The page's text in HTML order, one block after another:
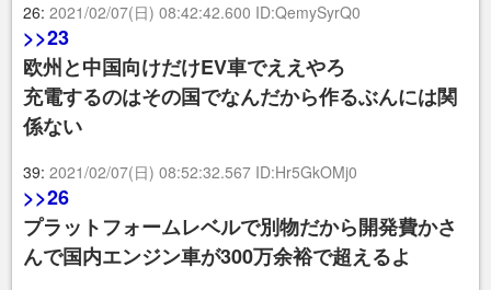
26: 2021/02/07(日) 08:42:42.600 ID:QemySyrQ0
>>23
欧州と中国向けだけEV車でええやろ
充電するのはその国でなんだから作るぶんには関
係ない
39: 2021/02/07(日) 08:52:32.567 ID:Hr5GkOMj0
>>26
プラットフォームレベルで別物だから開発費かさ
んで国内エンジン車が300万余裕で超えるよ